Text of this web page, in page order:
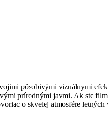
pôsobivými vizuálnymi
prírodnými javmi. Ak ste
o skvelej atmosfére